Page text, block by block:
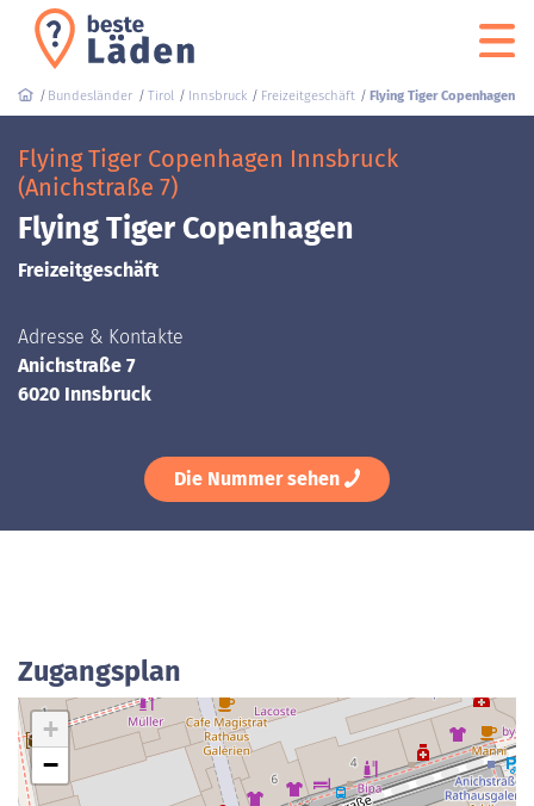
Bundesländer Tirol Innsbruck Freizeitgeschäft Flying Tiger Copenhagen
Flying Tiger Copenhagen Innsbruck
(Anichstraße 7)
Flying Tiger Copenhagen
Freizeitgeschäft
Adresse & Kontakte
Anichstraße 7
6020 Innsbruck
Die Nummer sehen
Zugangsplan
+
−